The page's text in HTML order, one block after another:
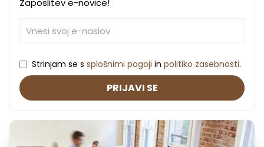
Zaposlitev e-novice!
Strinjam se s splošnimi pogoji in politiko zasebnosti.
PRIJAVI SE